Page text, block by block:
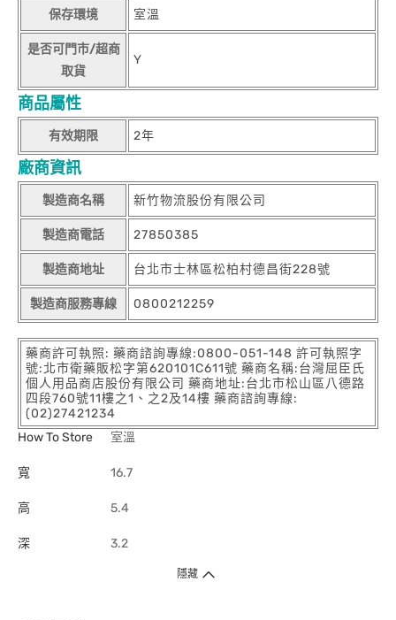
保存環境 室溫
是否可門市/超商
取貨
Y
商品屬性
有效期限 2年
廠商資訊
製造商名稱 新竹物流股份有限公司
製造商電話 27850385
製造商地址 台北市士林區松柏村德昌街228號
製造商服務專線 0800212259
藥商許可執照: 藥商諮詢專線:0800-051-148 許可執照字
號:北市衛藥販松字第620101C611號 藥商名稱:台灣屈臣氏
個人用品商店股份有限公司 藥商地址:台北市松山區八德路
四段760號11樓之1、之2及14樓 藥商諮詢專線:
(02)27421234
How To Store
室溫
寬 16.7
高 5.4
深 3.2
隱藏